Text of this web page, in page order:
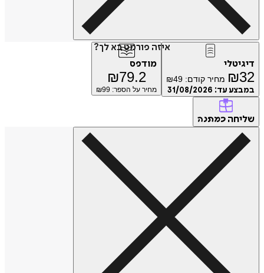
איזה פורמט בא לך?
דיגיטלי
₪32 מחיר קודם: ₪49
במבצע עד: 31/08/2026
מודפס
₪79.2
מחיר על הספר: ₪ 99
שליחה כמתנה